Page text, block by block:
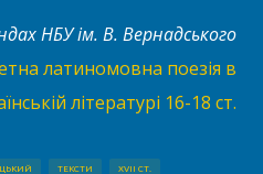
НБУ ім. В. Вернадського
латиномовна поезія в
літературі 16-18 ст.
ТЕКСТИ XVII СТ.